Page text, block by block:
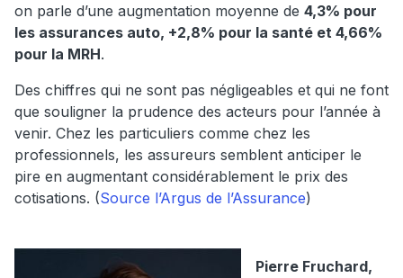
on parle d’une augmentation moyenne de 4,3% pour
les assurances auto, +2,8% pour la santé et 4,66%
pour la MRH.
Des chiffres qui ne sont pas négligeables et qui ne font
que souligner la prudence des acteurs pour l’année à
venir. Chez les particuliers comme chez les
professionnels, les assureurs semblent anticiper le
pire en augmentant considérablement le prix des
cotisations. (Source l’Argus de l’Assurance)
Pierre Fruchard,